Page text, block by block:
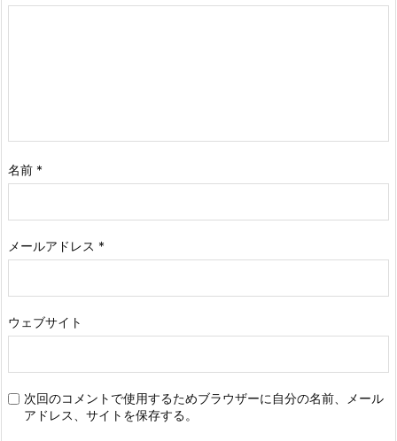
名前 *
メールアドレス *
ウェブサイト
次回のコメントで使用するためブラウザーに自分の名前、メール
アドレス、サイトを保存する。